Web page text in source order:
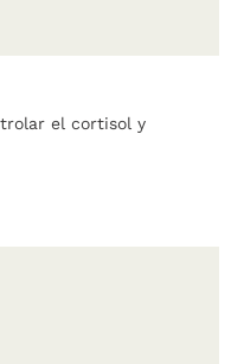
el cortisol y